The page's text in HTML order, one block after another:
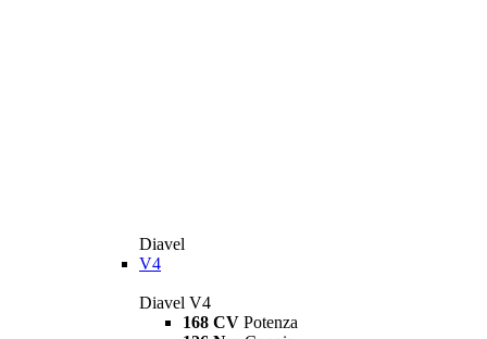
Diavel
V4
Diavel V4
168 CV Potenza